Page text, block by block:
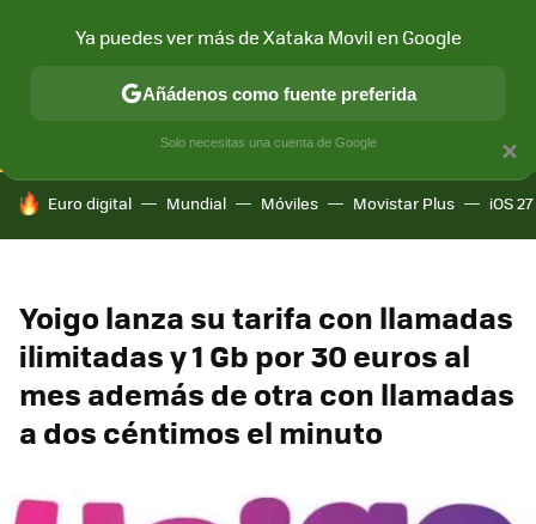
CONECTIVIDAD MÓVIL Y SOCIEDAD APLICACIONES
HOY SE HABLA DE
Euro digital Mundial Móviles Movistar Plus iOS 27
Yoigo lanza su tarifa con llamadas
ilimitadas y 1 Gb por 30 euros al
mes además de otra con llamadas
a dos céntimos el minuto
×
Ya puedes ver más de Xataka Movil en Google
Añádenos como fuente preferida
Solo necesitas una cuenta de Google